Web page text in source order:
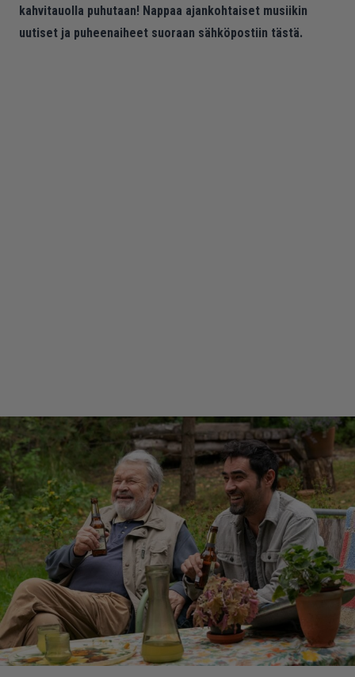
kahvitauolla puhutaan! Nappaa ajankohtaiset musiikin
uutiset ja puheenaiheet suoraan sähköpostiin tästä.